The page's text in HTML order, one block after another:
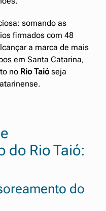
somando as
firmados com 48
a marca de mais
em Santa Catarina,
no Rio Taió seja
do Rio Taió:
do